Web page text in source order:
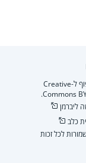
התוכן מוגש בכפוף ל-Creative
Commons
ליברמן
כלב
לכל זכות